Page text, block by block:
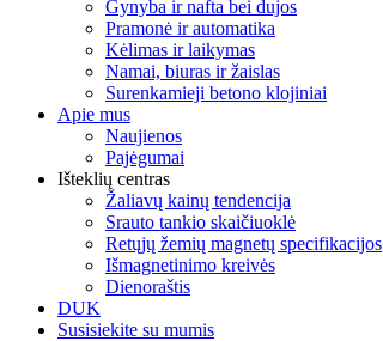
Gynyba ir nafta bei dujos
Pramonė ir automatika
Kėlimas ir laikymas
Namai, biuras ir žaislas
Surenkamieji betono klojiniai
Apie mus
Naujienos
Pajėgumai
Išteklių centras
Žaliavų kainų tendencija
Srauto tankio skaičiuoklė
Retųjų žemių magnetų specifikacijos
Išmagnetinimo kreivės
Dienoraštis
DUK
Susisiekite su mumis